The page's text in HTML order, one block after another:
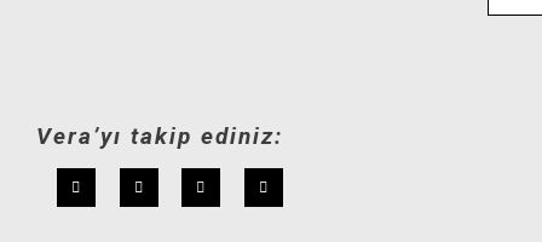
Vera’yı takip ediniz: